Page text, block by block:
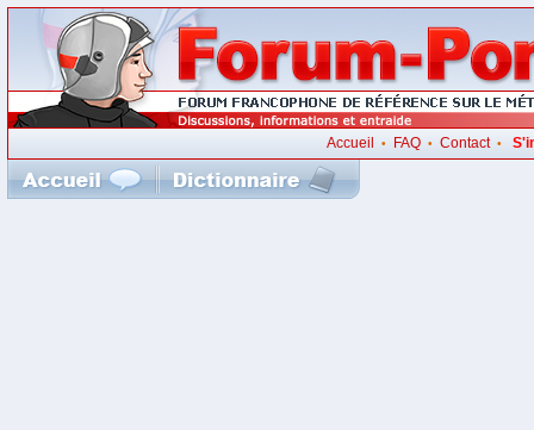
Accueil • FAQ• Contact•